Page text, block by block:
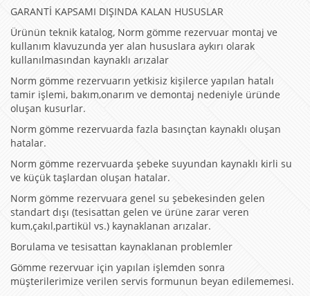
GARANTİ KAPSAMI DIŞINDA KALAN HUSUSLAR
Ürünün teknik katalog, Norm gömme rezervuar montaj ve
kullanım klavuzunda yer alan hususlara aykırı olarak
kullanılmasından kaynaklı arızalar
Norm gömme rezervuarın yetkisiz kişilerce yapılan hatalı
tamir işlemi, bakım,onarım ve demontaj nedeniyle üründe
oluşan kusurlar.
Norm gömme rezervuarda fazla basınçtan kaynaklı oluşan
hatalar.
Norm gömme rezervuarda şebeke suyundan kaynaklı kirli su
ve küçük taşlardan oluşan hatalar.
Norm gömme rezervuara genel su şebekesinden gelen
standart dışı (tesisattan gelen ve ürüne zarar veren
kum,çakıl,partikül vs.) kaynaklanan arızalar.
Borulama ve tesisattan kaynaklanan problemler
Gömme rezervuar için yapılan işlemden sonra
müşterilerimize verilen servis formunun beyan edilememesi.